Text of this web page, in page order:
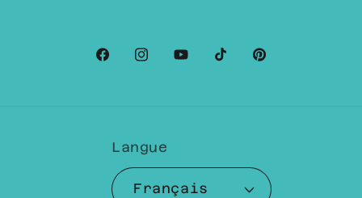
Facebook
Instagram
YouTubeTikTokPinterest
Langue
Français